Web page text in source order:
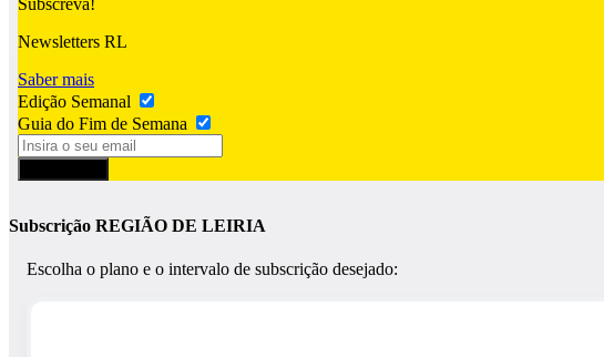
Newsletters RL
Saber mais
Edição Semanal
Guia do Fim de Semana
Subscrição REGIÃO DE LEIRIA
Escolha o plano e o intervalo de subscrição desejado: